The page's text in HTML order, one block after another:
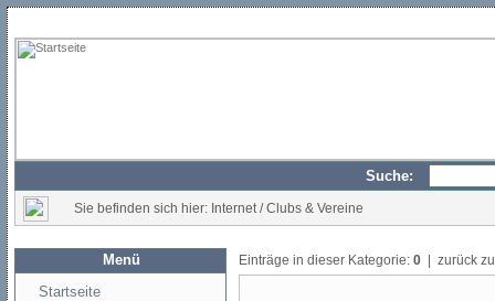
Suche:
Sie befinden sich hier: Internet / Clubs & Vereine
Menü
Startseite
Einträge in dieser Kategorie: 0 | zurück